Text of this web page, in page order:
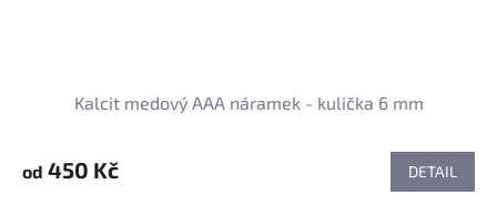
Kalcit medový AAA náramek - kulička 6 mm
od 450 Kč DETAIL